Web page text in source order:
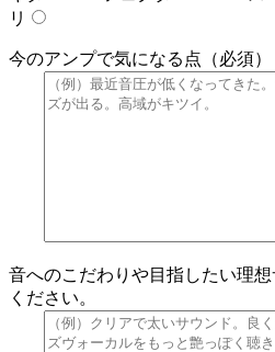
リ
今のアンプで気になる点（必須）
音へのこだわりや目指したい理
ください。